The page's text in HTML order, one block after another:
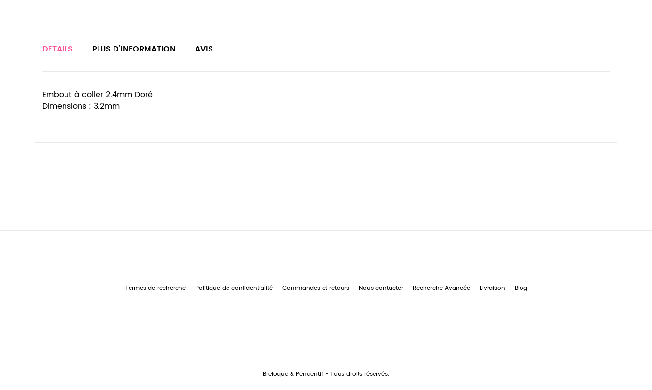
DETAILS
Embout à coller 2.4mm Doré
Dimensions : 3.2mm
PLUS D’INFORMATION AVIS
Termes de recherche Politique de confidentialité Commandes et retours Nous contacter Recherche Avancée Livraison Blog
Breloque & Pendentif - Tous droits réservés.